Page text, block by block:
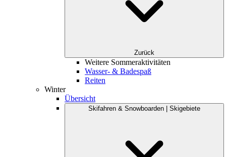
Zurück
Weitere Sommeraktivitäten
Wasser- & Badespaß
Reiten
Winter
Übersicht
Skifahren & Snowboarden | Skigebiete